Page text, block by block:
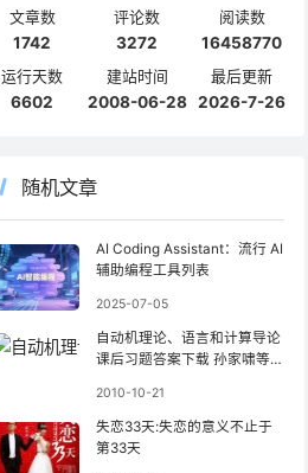
文章数
1742
评论数
3272
阅读数
16458770
运行天数
6602
建站时间
2008-06-28
最后更新
2026-7-26
随机文章
AI Coding Assistant：流行 AI
辅助编程工具列表
2025-07-05
自动机理论、语言和计算导论
课后习题答案下载 孙家啸等
2010-10-21
失恋33天:失恋的意义不止于
第33天